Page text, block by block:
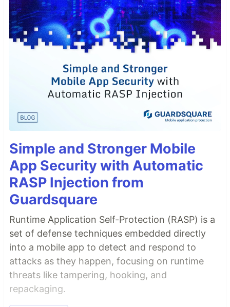
Simple and Stronger Mobile
App Security with Automatic
RASP Injection from
Guardsquare
Runtime Application Self-Protection (RASP) is a
set of defense techniques embedded directly
into a mobile app to detect and respond to
attacks as they happen, focusing on runtime
threats like tampering, hooking, and
repackaging.